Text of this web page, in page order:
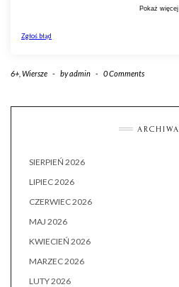
6+ Wiersze - byadmin - 0 Comments
ARCHIWA
SIERPIEŃ 2026
LIPIEC 2026
CZERWIEC 2026
MAJ 2026
KWIECIEŃ 2026
MARZEC 2026
LUTY 2026